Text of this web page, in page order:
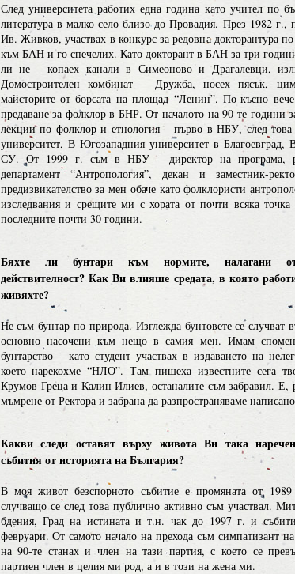
След университета работих една година като учител по
литература в малко село близо до Провадия. През 1982 г.,
Ив. Живков, участвах в конкурс за редовна докторантура
към БАН и го спечелих. Като докторант в БАН за три
ли не - копаех канали в Симеоново и Драгалевци,
Домостроителен комбинат – Дружба, носех пясък,
майсторите от борсата на площад “Ленин”. По-късно
предаване за фолклор в БНР. От началото на 90-те години
лекции по фолклор и етнология – първо в НБУ, след
университет, В Югозападния университет в
СУ. От 1999 г. съм в НБУ – директор на програма,
департамент “Антропология”, декан и заместник-
предизвикателство за мен обаче като фолклористи
изследвания и срещите ми с хората от почти всяка точка
последните почти 30 години.
Бяхте ли бунтари към нормите, налагани от
действителност? Как Ви влияше средата, в която
живяхте?
Не съм бунтар по природа. Изглежда бунтовете се случват
основно насочени към нещо в самия мен. Имам
бунтарство – като студент участвах в издаването на
което нарекохме “НЛО”. Там пишеха известните сега
Крумов-Греца и Калин Илиев, останалите съм забравил. Е,
мъмрене от Ректора и забрана да разпространяваме
Какви следи оставят върху живота Ви така
събития от историята на България?
В моя живот безспорното събитие е промяната от
случващо се след това публично активно съм участвал.
бдения, Град на истината и т.н. чак до 1997 г. и
февруари. От самото начало на прехода съм симпатизант
на 90-те станах и член на тази партия, с което се
партиен член в целия ми род, а и в този на жена ми.